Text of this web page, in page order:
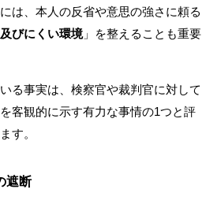
は、本人の反省や意思の強さに頼る
びにくい環境」を整えることも重要
る事実は、検察官や裁判官に対して
客観的に示す有力な事情の1つと評
す。
遮断